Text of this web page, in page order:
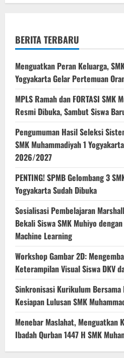
BERITA TERBARU
Menguatkan Peran Keluarga,
Yogyakarta Gelar Pertemuan
MPLS Ramah dan FORTASI SMK
Resmi Dibuka, Sambut Siswa
Pengumuman Hasil Seleksi
SMK Muhammadiyah 1
2026/2027
PENTING! SPMB Gelombang 3
Yogyakarta Sudah Dibuka
Sosialisasi Pembelajaran
Bekali Siswa SMK Muhiyo
Machine Learning
Workshop Gambar 2D:
Keterampilan Visual Siswa DKV
Sinkronisasi Kurikulum
Kesiapan Lulusan SMK
Menebar Maslahat, Menguatkan
Ibadah Qurban 1447 H SMK